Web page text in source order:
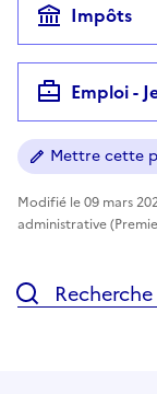
Impôts
Emploi -
Mettre cette
Modifié le 09 mars
administrative